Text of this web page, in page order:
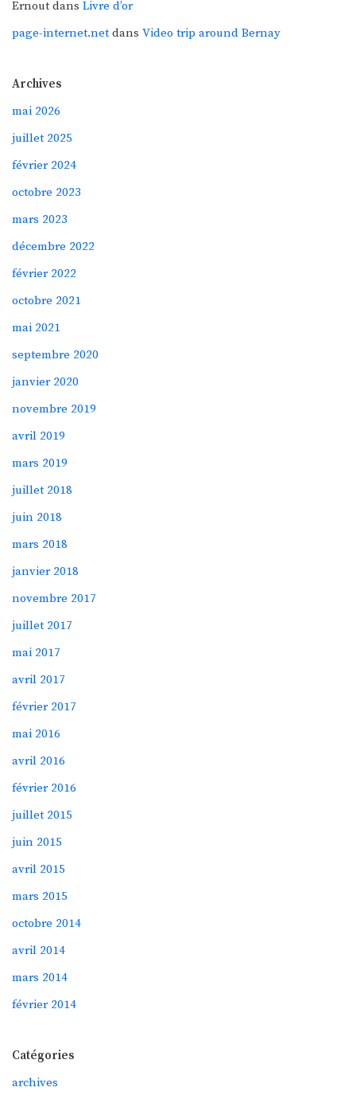
Ernout dans Livre d’or
page-internet.net dans Video trip around Bernay
Archives
mai 2026
juillet 2025
février 2024
octobre 2023
mars 2023
décembre 2022
février 2022
octobre 2021
mai 2021
septembre 2020
janvier 2020
novembre 2019
avril 2019
mars 2019
juillet 2018
juin 2018
mars 2018
janvier 2018
novembre 2017
juillet 2017
mai 2017
avril 2017
février 2017
mai 2016
avril 2016
février 2016
juillet 2015
juin 2015
avril 2015
mars 2015
octobre 2014
avril 2014
mars 2014
février 2014
Catégories
archives